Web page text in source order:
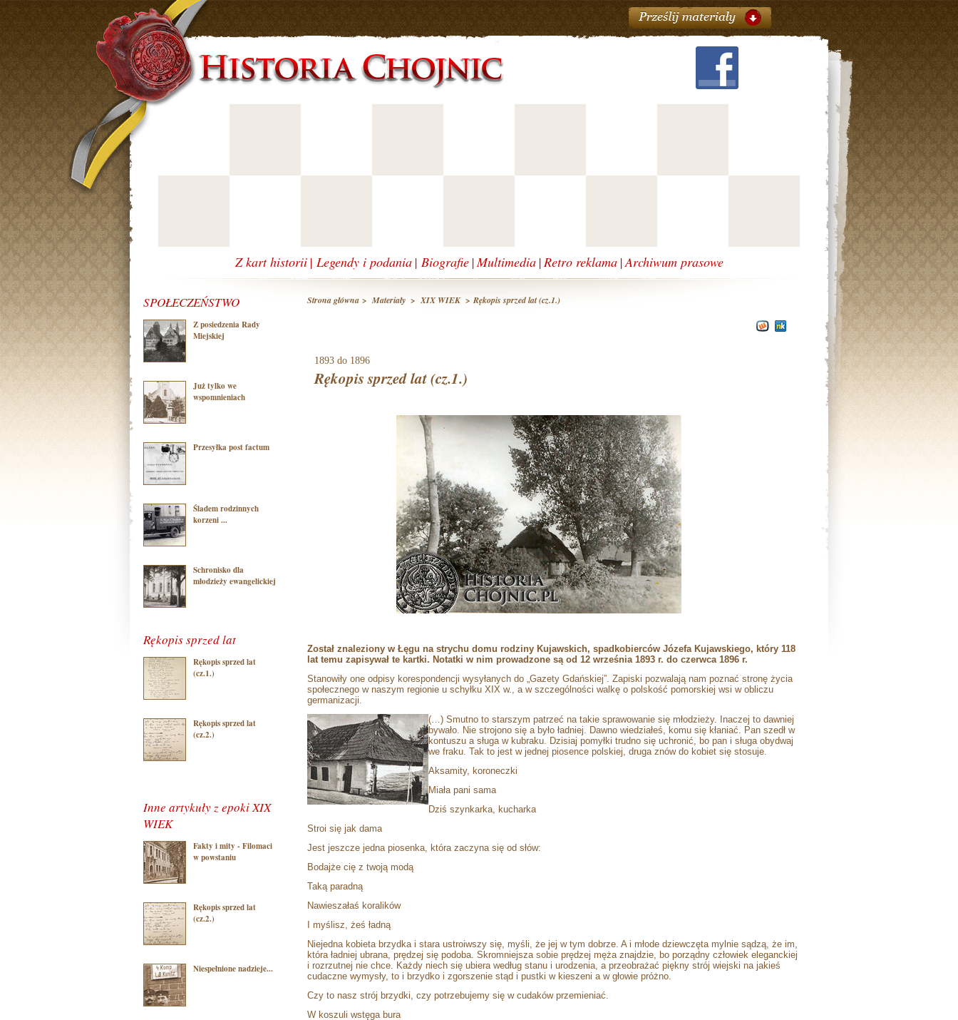
Z kart historii | Legendy i podania | Biografie |Multimedia |Retro reklama |Archiwum prasowe
SPOŁECZEŃSTWO
Z posiedzenia Rady
Miejskiej
Już tylko we
wspomnieniach
Przesyłka post factum
Śladem rodzinnych
korzeni ...
Schronisko dla
młodzieży ewangelickiej
Rękopis sprzed lat
Rękopis sprzed lat
(cz.1.)
Rękopis sprzed lat
(cz.2.)
Inne artykuły z epoki XIX
WIEK
Fakty i mity - Filomaci
w powstaniu
Rękopis sprzed lat
(cz.2.)
Niespełnione nadzieje...
Strona główna >Materiały > XIX WIEK > Rękopis sprzed lat (cz.1.)
1893 do 1896
Rękopis sprzed lat (cz.1.)
Został znaleziony w Łęgu na strychu domu rodziny Kujawskich, spadkobierców Józefa Kujawskiego, który 118
lat temu zapisywał te kartki. Notatki w nim prowadzone są od 12 września 1893 r. do czerwca 1896 r.
Stanowiły one odpisy korespondencji wysyłanych do „Gazety Gdańskiej”. Zapiski pozwalają nam poznać stronę życia
społecznego w naszym regionie u schyłku XIX w., a w szczególności walkę o polskość pomorskiej wsi w obliczu
germanizacji.
(…) Smutno to starszym patrzeć na takie sprawowanie się młodzieży. Inaczej to dawniej
bywało. Nie strojono się a było ładniej. Dawno wiedziałeś, komu się kłaniać. Pan szedł w
kontuszu a sługa w kubraku. Dzisiaj pomyłki trudno się uchronić, bo pan i sługa obydwaj
we fraku. Tak to jest w jednej piosence polskiej, druga znów do kobiet się stosuje.
Aksamity, koroneczki
Miała pani sama
Dziś szynkarka, kucharka
Stroi się jak dama
Jest jeszcze jedna piosenka, która zaczyna się od słów:
Bodajże cię z twoją modą
Taką paradną
Nawieszałaś koralików
I myślisz, żeś ładną
Niejedna kobieta brzydka i stara ustroiwszy się, myśli, że jej w tym dobrze. A i młode dziewczęta mylnie sądzą, że im,
która ładniej ubrana, prędzej się podoba. Skromniejsza sobie prędzej męża znajdzie, bo porządny człowiek eleganckiej
i rozrzutnej nie chce. Każdy niech się ubiera według stanu i urodzenia, a przeobrażać piękny strój wiejski na jakieś
cudaczne wymysły, to i brzydko i zgorszenie stąd i pustki w kieszeni a w głowie próżno.
Czy to nasz strój brzydki, czy potrzebujemy się w cudaków przemieniać.
W koszuli wstęga bura